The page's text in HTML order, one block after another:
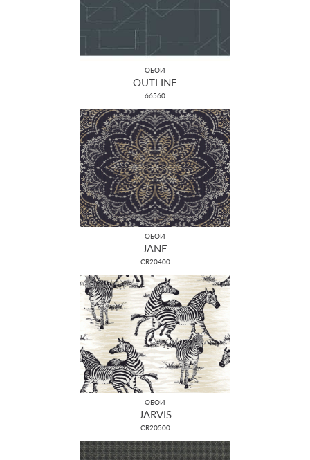
ОБОИ
OUTLINE
66560
ОБОИ
JANE
CR20400
ОБОИ
JARVIS
CR20500